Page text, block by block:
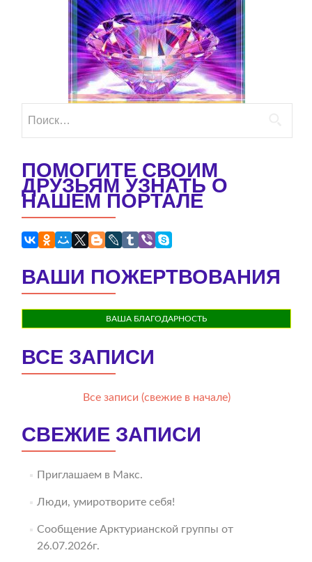
ПОМОГИТЕ СВОИМ
ДРУЗЬЯМ УЗНАТЬ О
НАШЕМ ПОРТАЛЕ
ВАШИ ПОЖЕРТВОВАНИЯ
ВАША БЛАГОДАРНОСТЬ
ВСЕ ЗАПИСИ
Все записи (свежие в начале)
СВЕЖИЕ ЗАПИСИ
Приглашаем в Макс.
Люди, умиротворите себя!
Сообщение Арктурианской группы от
26.07.2026г.